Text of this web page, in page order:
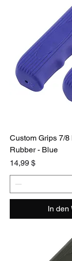
Custom Grips 7/
Rubber - Blue
Preis
14,99 $
In den